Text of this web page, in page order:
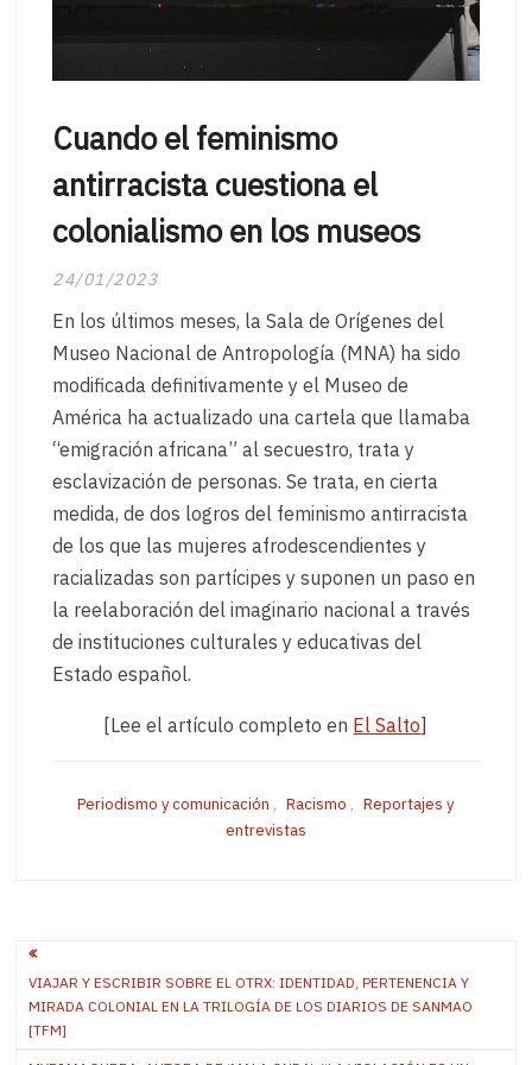
Cuando el feminismo
antirracista cuestiona el
colonialismo en los museos
24/01/2023
En los últimos meses, la Sala de Orígenes del
Museo Nacional de Antropología (MNA) ha sido
modificada definitivamente y el Museo de
América ha actualizado una cartela que llamaba
“emigración africana” al secuestro, trata y
esclavización de personas. Se trata, en cierta
medida, de dos logros del feminismo antirracista
de los que las mujeres afrodescendientes y
racializadas son partícipes y suponen un paso en
la reelaboración del imaginario nacional a través
de instituciones culturales y educativas del
Estado español.
[Lee el artículo completo en El Salto]
Periodismo y comunicación , Racismo , Reportajes y
entrevistas
Post
navigation
VIAJAR Y ESCRIBIR SOBRE EL OTRX: IDENTIDAD, PERTENENCIA Y
MIRADA COLONIAL EN LA TRILOGÍA DE LOS DIARIOS DE SANMAO
[TFM]